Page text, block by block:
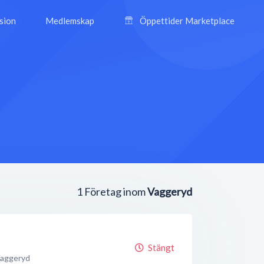
Medlemskap Öppettider Marketplace
1 Företag inomVaggeryd
Stängt